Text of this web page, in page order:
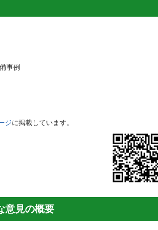
事例
ジに掲載しています。
見の概要